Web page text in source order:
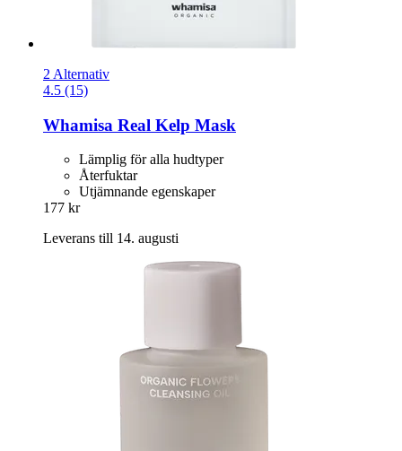
2 Alternativ
4.5 (15)
Whamisa Real Kelp Mask
Lämplig för alla hudtyper
Återfuktar
Utjämnande egenskaper
177 kr
Leverans till 14. augusti